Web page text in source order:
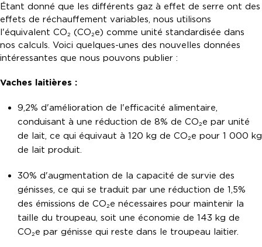
Étant donné que les différents gaz à effet de serre ont des
effets de réchauffement variables, nous utilisons
l'équivalent CO₂ (CO₂e) comme unité standardisée dans
nos calculs. Voici quelques-unes des nouvelles données
intéressantes que nous pouvons publier :
Vaches laitières :
9,2% d'amélioration de l'efficacité alimentaire,
conduisant à une réduction de 8% de CO₂e par unité
de lait, ce qui équivaut à 120 kg de CO₂e pour 1 000 kg
de lait produit.
30% d'augmentation de la capacité de survie des
génisses, ce qui se traduit par une réduction de 1,5%
des émissions de CO₂e nécessaires pour maintenir la
taille du troupeau, soit une économie de 143 kg de
CO₂e par génisse qui reste dans le troupeau laitier.